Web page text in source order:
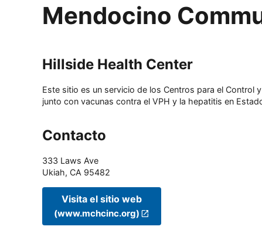
Mendocino
Hillside Health Center
Este sitio es un servicio de los Centros para el Control
junto con vacunas contra el VPH y la hepatitis en
Contacto
333 Laws Ave
Ukiah, CA 95482
Visita el sitio web
(www.mchcinc.org)